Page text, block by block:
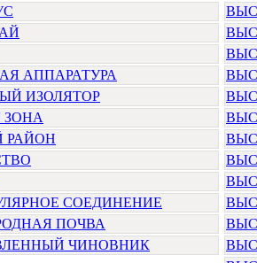
АППАРАТУРА
ИЗОЛЯТОР
ЗОНА
РАЙОН
СОЕДИНЕНИЕ
ПОЧВА
ЧИНОВНИК